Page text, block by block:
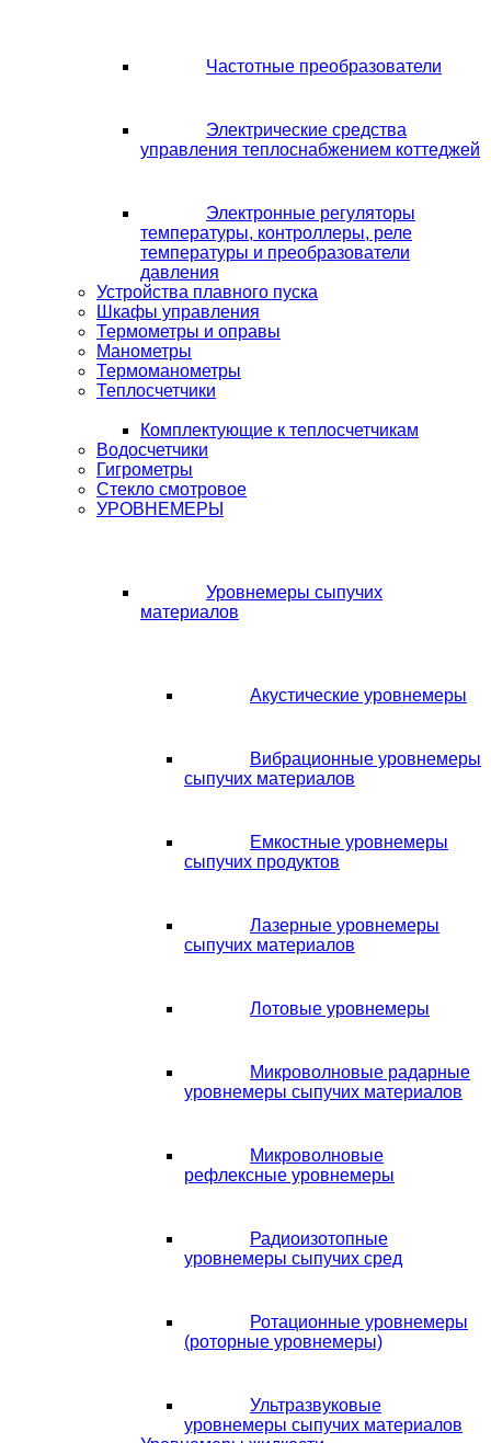
Частотные преобразователи
Электрические средства
управления теплоснабжением коттеджей
Электронные регуляторы
температуры, контроллеры, реле
температуры и преобразователи
давления
Устройства плавного пуска
Шкафы управления
Термометры и оправы
Манометры
Термоманометры
Теплосчетчики
Комплектующие к теплосчетчикам
Водосчетчики
Гигрометры
Стекло смотровое
УРОВНЕМЕРЫ
Уровнемеры сыпучих
материалов
Акустические уровнемеры
Вибрационные уровнемеры
сыпучих материалов
Емкостные уровнемеры
сыпучих продуктов
Лазерные уровнемеры
сыпучих материалов
Лотовые уровнемеры
Микроволновые радарные
уровнемеры сыпучих материалов
Микроволновые
рефлексные уровнемеры
Радиоизотопные
уровнемеры сыпучих сред
Ротационные уровнемеры
(роторные уровнемеры)
Ультразвуковые
уровнемеры сыпучих материалов